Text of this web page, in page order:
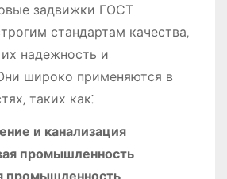
задвижки ГОСТ
стандартам качества‚
надежность и
широко применяются в
таких как⁚
и канализация
промышленность
промышленность